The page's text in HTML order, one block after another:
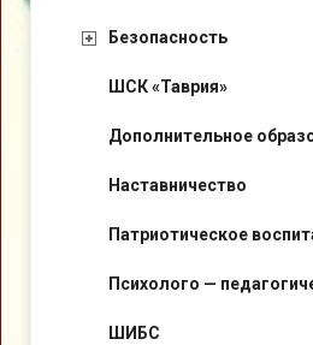
Безопасность
ШСК «Таврия»
Дополнительное
Наставничество
Патриотическое
Психолого —
ШИБС